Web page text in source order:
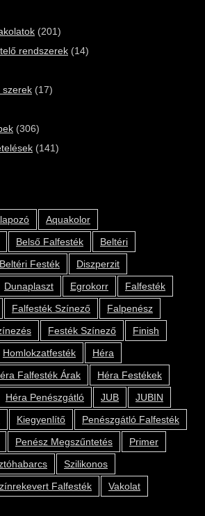
(201)
rendszerek (14)
szerek (17)
(306)
(141)
Aquakolor
Belső Falfesték
Beltéri
Beltéri Festék
Diszperzit
Dunaplaszt Egrokorr
Falfesték
Falfesték Színező
Falpenész
Festék Színező
Finish
Homlokzatfesték
Héra
Falfesték Árak
Héra Festékek
Héra Penészgátló JUB
JUBIN
Kiegyenlítő
Penészgátló Falfesték
Penész Megszűntetés
Primer
Szilikonos
Falfesték Vakolat